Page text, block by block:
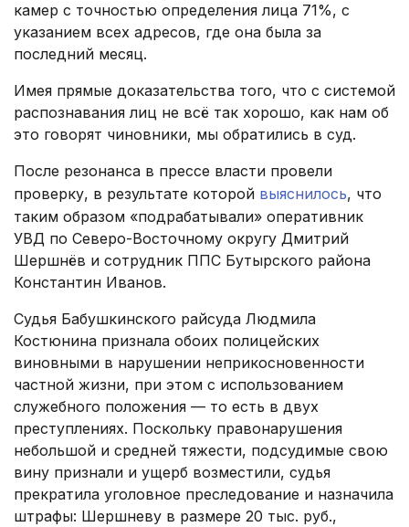
камер с точностью определения лица 71%, с
указанием всех адресов, где она была за
последний месяц.
Имея прямые доказательства того, что с системой
распознавания лиц не всё так хорошо, как нам об
это говорят чиновники, мы обратились в суд.
После резонанса в прессе власти провели
проверку, в результате которой выяснилось, что
таким образом «подрабатывали» оперативник
УВД по Северо-Восточному округу Дмитрий
Шершнёв и сотрудник ППС Бутырского района
Константин Иванов.
Судья Бабушкинского райсуда Людмила
Костюнина признала обоих полицейских
виновными в нарушении неприкосновенности
частной жизни, при этом с использованием
служебного положения — то есть в двух
преступлениях. Поскольку правонарушения
небольшой и средней тяжести, подсудимые свою
вину признали и ущерб возместили, судья
прекратила уголовное преследование и назначила
штрафы: Шершневу в размере 20 тыс. руб.,